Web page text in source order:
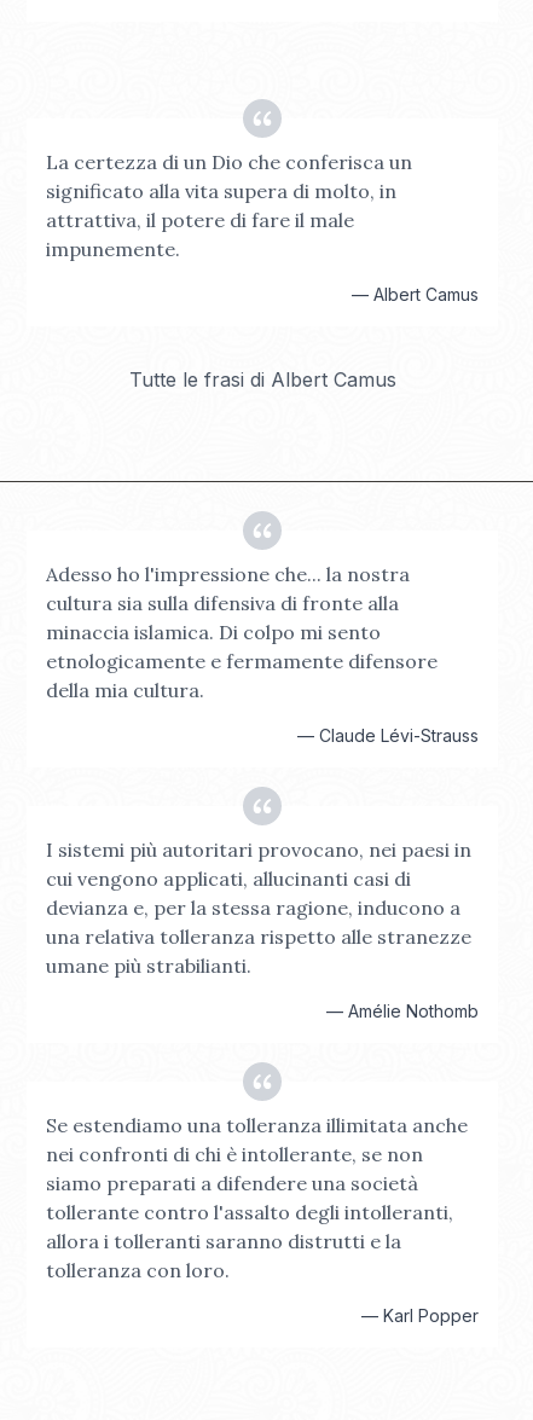
La certezza di un Dio che conferisca un
significato alla vita supera di molto, in
attrattiva, il potere di fare il male
impunemente.
— Albert Camus
Tutte le frasi di Albert Camus
Adesso ho l'impressione che... la nostra
cultura sia sulla difensiva di fronte alla
minaccia islamica. Di colpo mi sento
etnologicamente e fermamente difensore
della mia cultura.
— Claude Lévi-Strauss
I sistemi più autoritari provocano, nei paesi in
cui vengono applicati, allucinanti casi di
devianza e, per la stessa ragione, inducono a
una relativa tolleranza rispetto alle stranezze
umane più strabilianti.
— Amélie Nothomb
Se estendiamo una tolleranza illimitata anche
nei confronti di chi è intollerante, se non
siamo preparati a difendere una società
tollerante contro l'assalto degli intolleranti,
allora i tolleranti saranno distrutti e la
tolleranza con loro.
— Karl Popper